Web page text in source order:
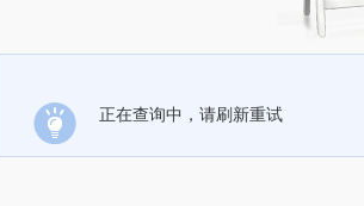
正在查询中，请刷新重试